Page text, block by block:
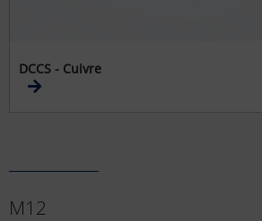
DCCS - Cuivre
M12